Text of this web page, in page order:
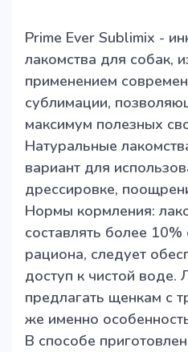
Prime Ever Sublimix -
лакомства для собак,
применением
сублимации,
максимум полезных
Натуральные
вариант для
дрессировке,
Нормы кормления:
составлять более
рациона, следует
доступ к чистой
предлагать щенкам с
же именно
В способе